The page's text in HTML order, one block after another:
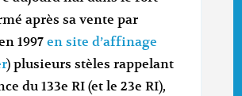
après sa vente par
1997en site d’affinage
) plusieurs stèles rappelant
du 133e RI (et le 23e RI),